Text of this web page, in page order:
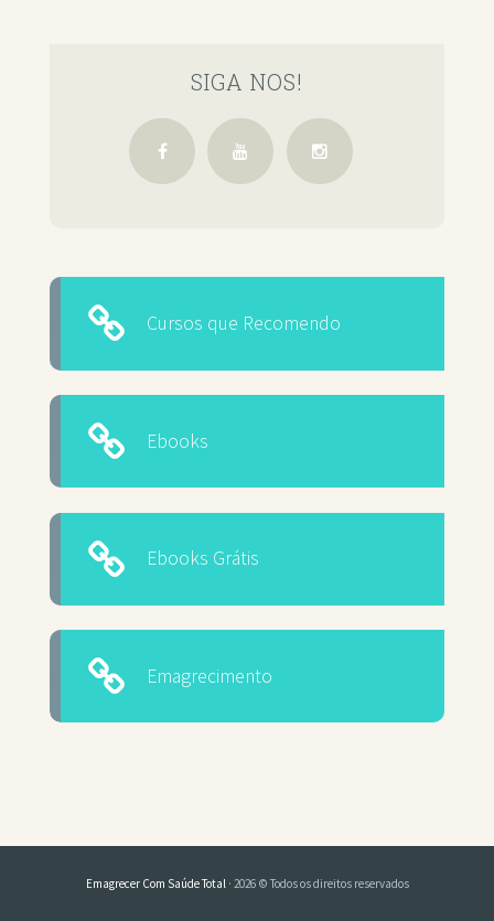
SIGA NOS!
Cursos que Recomendo
Ebooks
Ebooks Grátis
Emagrecimento
Emagrecer Com Saúde Total · 2026 © Todos os direitos reservados